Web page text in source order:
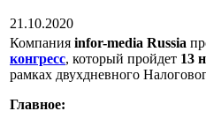
21.10.2020
Компания infor-media Russia
конгресс, который пройдет 13
рамках двухдневного
Главное: